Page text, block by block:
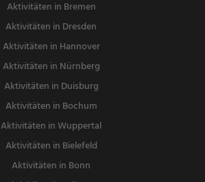
Aktivitäten in Bremen
Aktivitäten in Dresden
Aktivitäten in Hannover
Aktivitäten in Nürnberg
Aktivitäten in Duisburg
Aktivitäten in Bochum
Aktivitäten in Wuppertal
Aktivitäten in Bielefeld
Aktivitäten in Bonn